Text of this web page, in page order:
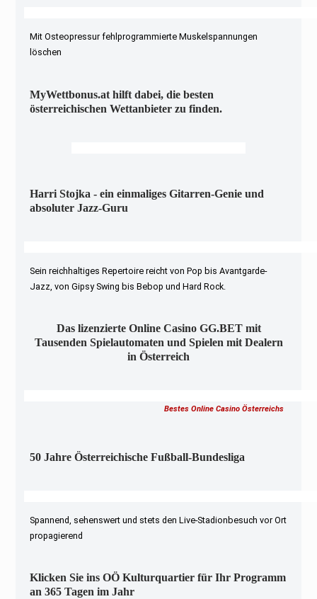
Mit Osteopressur fehlprogrammierte Muskelspannungen
löschen
MyWettbonus.at hilft dabei, die besten
österreichischen Wettanbieter zu finden.
Harri Stojka - ein einmaliges Gitarren-Genie und
absoluter Jazz-Guru
Sein reichhaltiges Repertoire reicht von Pop bis Avantgarde-
Jazz, von Gipsy Swing bis Bebop und Hard Rock.
Das lizenzierte Online Casino GG.BET mit
Tausenden Spielautomaten und Spielen mit Dealern
in Österreich
Bestes Online Casino Österreichs
50 Jahre Österreichische Fußball-Bundesliga
Spannend, sehenswert und stets den Live-Stadionbesuch vor Ort
propagierend
Klicken Sie ins OÖ Kulturquartier für Ihr Programm
an 365 Tagen im Jahr